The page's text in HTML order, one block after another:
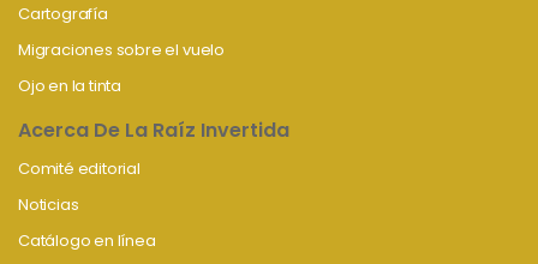
Cartografía
Migraciones sobre el vuelo
Ojo en la tinta
Acerca De La Raíz Invertida
Comité editorial
Noticias
Catálogo en línea